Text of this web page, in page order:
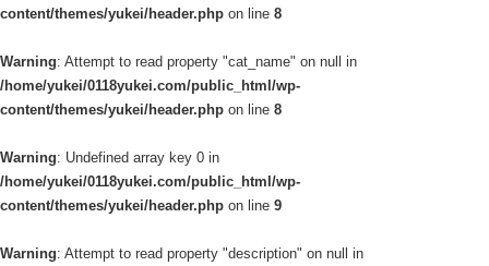
content/themes/yukei/header.php on line 8
Warning: Attempt to read property "cat_name" on null in
/home/yukei/0118yukei.com/public_html/wp-
content/themes/yukei/header.php on line 8
Warning: Undefined array key 0 in
/home/yukei/0118yukei.com/public_html/wp-
content/themes/yukei/header.php on line 9
Warning: Attempt to read property "description" on null in